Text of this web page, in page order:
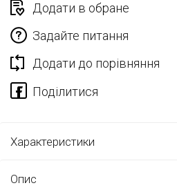
Додати в обране
Задайте питання
Додати до порівняння
Характеристики
Опис